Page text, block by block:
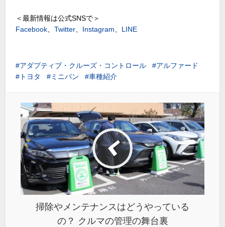
＜最新情報は公式SNSで＞
Facebook 、Twitter Instagram LINE
アダプティブ・クルーズ・コントロール
アルファード
トヨタ
ミニバン 車種紹介
掃除やメンテナンスはどうやっている
の？ クルマの管理の舞台裏